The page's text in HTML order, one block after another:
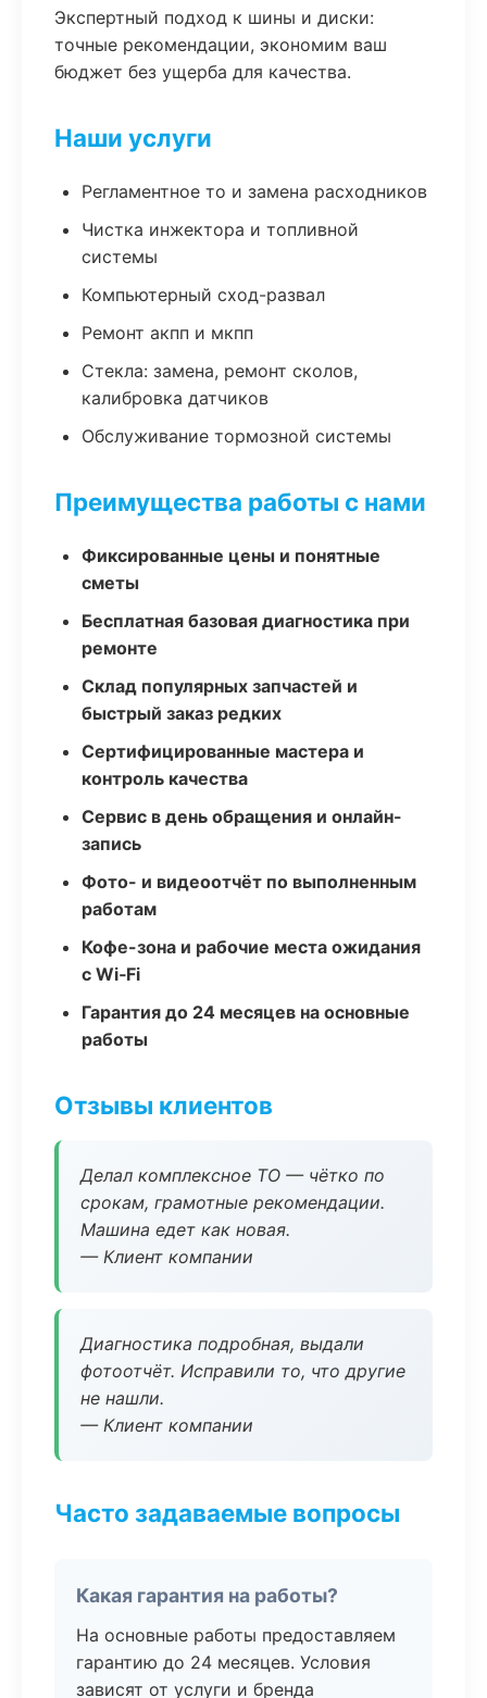
Экспертный подход к шины и диски:
точные рекомендации, экономим ваш
бюджет без ущерба для качества.
Наши услуги
Регламентное то и замена расходников
Чистка инжектора и топливной
системы
Компьютерный сход-развал
Ремонт акпп и мкпп
Стекла: замена, ремонт сколов,
калибровка датчиков
Обслуживание тормозной системы
Преимущества работы с нами
Фиксированные цены и понятные
сметы
Бесплатная базовая диагностика при
ремонте
Склад популярных запчастей и
быстрый заказ редких
Сертифицированные мастера и
контроль качества
Сервис в день обращения и онлайн-
запись
Фото- и видеоотчёт по выполненным
работам
Кофе-зона и рабочие места ожидания
с Wi‑Fi
Гарантия до 24 месяцев на основные
работы
Отзывы клиентов
Делал комплексное ТО — чётко по
срокам, грамотные рекомендации.
Машина едет как новая.
— Клиент компании
Диагностика подробная, выдали
фотоотчёт. Исправили то, что другие
не нашли.
— Клиент компании
Часто задаваемые вопросы
Какая гарантия на работы?
На основные работы предоставляем
гарантию до 24 месяцев. Условия
зависят от услуги и бренда